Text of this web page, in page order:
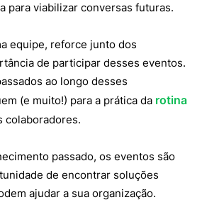
para viabilizar conversas futuras.
equipe, reforce junto dos
de participar desses eventos.
ao longo desses
(e muito!) para a prática da rotina
colaboradores.
passado, os eventos são
de encontrar soluções
ajudar a sua organização.